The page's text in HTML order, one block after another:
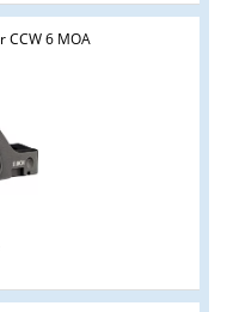
CCW 6 MOA